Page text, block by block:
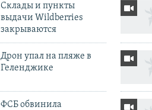
Cклады и пункты
выдачи Wildberries
закрываются
Дрон упал на пляже в
Геленджике
ФСБ обвинила